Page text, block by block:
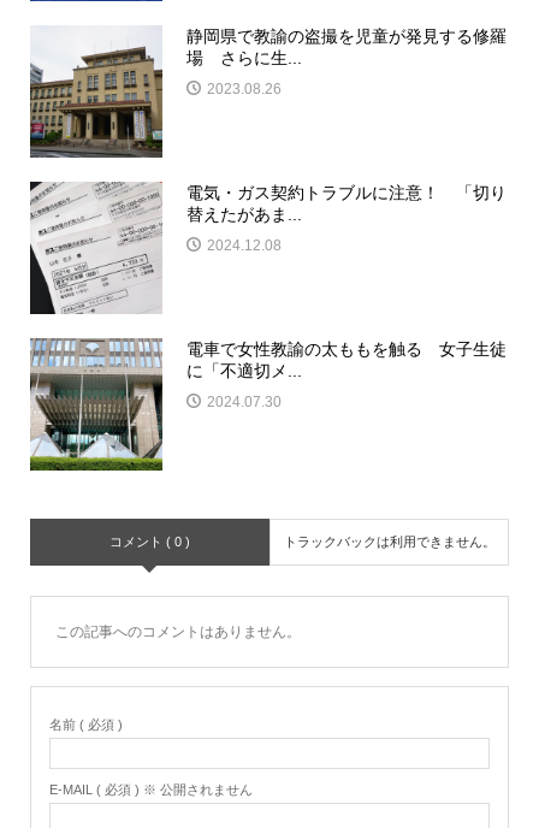
静岡県で教諭の盗撮を児童が発見する修羅
場 さらに生...
2023.08.26
電気・ガス契約トラブルに注意！ 「切り
替えたがあま...
2024.12.08
電車で女性教諭の太ももを触る 女子生徒
に「不適切メ...
2024.07.30
コメント ( 0 ) トラックバックは利用できません。
この記事へのコメントはありません。
名前 ( 必須 )
E-MAIL ( 必須 ) ※ 公開されません